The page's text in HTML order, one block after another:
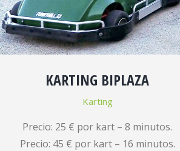
KARTING BIPLAZA
Karting
Precio: 25 € por kart – 8 minutos.
Precio: 45 € por kart – 16 minutos.